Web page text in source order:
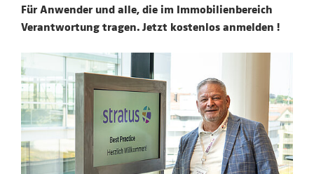
Für Anwender und alle, die im Immobilienbereich
Verantwortung tragen. Jetzt kostenlos anmelden !